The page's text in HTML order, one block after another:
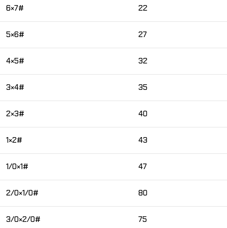
6×7# 22
5×6# 27
4×5# 32
3×4# 35
2×3# 40
1×2# 43
1/0×1# 47
2/0×1/0# 80
3/0×2/0# 75